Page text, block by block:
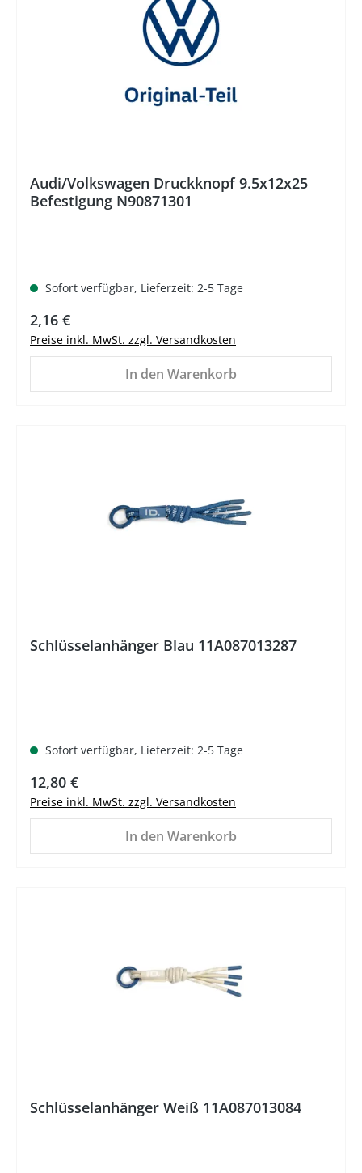
Audi/Volkswagen Druckknopf 9.5x12x25
Befestigung N90871301
Sofort verfügbar, Lieferzeit: 2-5 Tage
Regulärer Preis:
2,16 €
Preise inkl. MwSt. zzgl. Versandkosten
In den Warenkorb
Schlüsselanhänger Blau 11A087013287
Sofort verfügbar, Lieferzeit: 2-5 Tage
Regulärer Preis:
12,80 €
Preise inkl. MwSt. zzgl. Versandkosten
In den Warenkorb
Schlüsselanhänger Weiß 11A087013084